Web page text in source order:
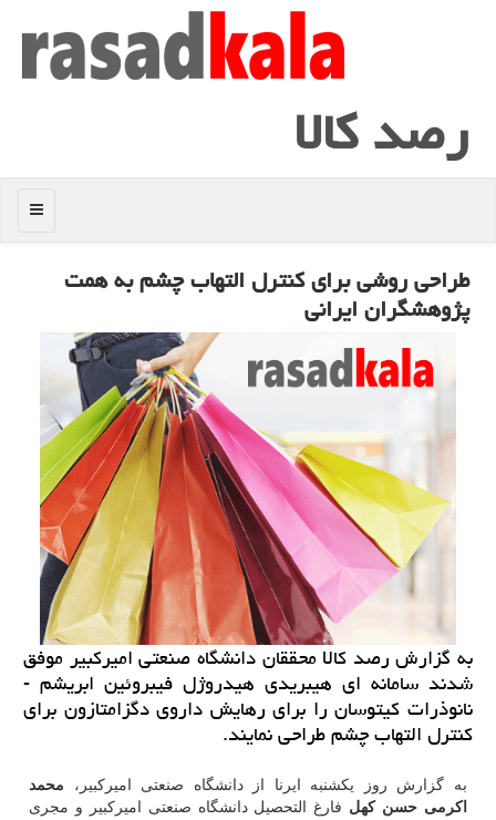
رصد كالا
منو
طراحی روشی برای كنترل التهاب چشم به همت
پژوهشگران ایرانی
به گزارش رصد كالا محققان دانشگاه صنعتی امیركبیر موفق
شدند سامانه ای هیبریدی هیدروژل فیبروئین ابریشم -
نانوذرات كیتوسان را برای رهایش داروی دگزامتازون برای
كنترل التهاب چشم طراحی نمایند.
به گزارش روز یکشنبه ایرنا از دانشگاه صنعتی امیرکبیر، محمد
اکرمی حسن کهل فارغ التحصیل دانشگاه صنعتی امیرکبیر و مجری